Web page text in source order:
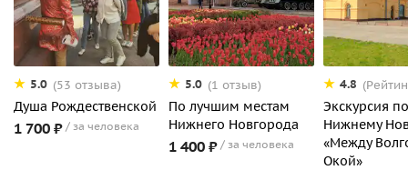
5.0 (53 отзыва)
Душа Рождественской
1 700 ₽ за человека
5.0 (1 отзыв)
По лучшим местам
Нижнего Новгорода
1 400 ₽ за человека
4.8
Экскурсия по
Нижнему
«Между
Окой»